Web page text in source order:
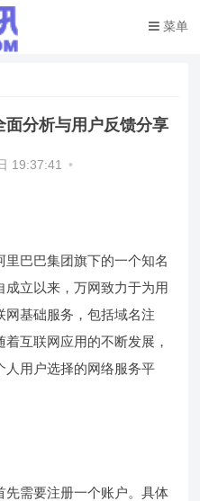
菜单
分析与用户反馈分享
19:37:41 •
巴巴集团旗下的一个知名
立以来，万网致力于为用
网基础服务，包括域名注
互联网应用的不断发展，
人用户选择的网络服务平
先需要注册一个账户。具体